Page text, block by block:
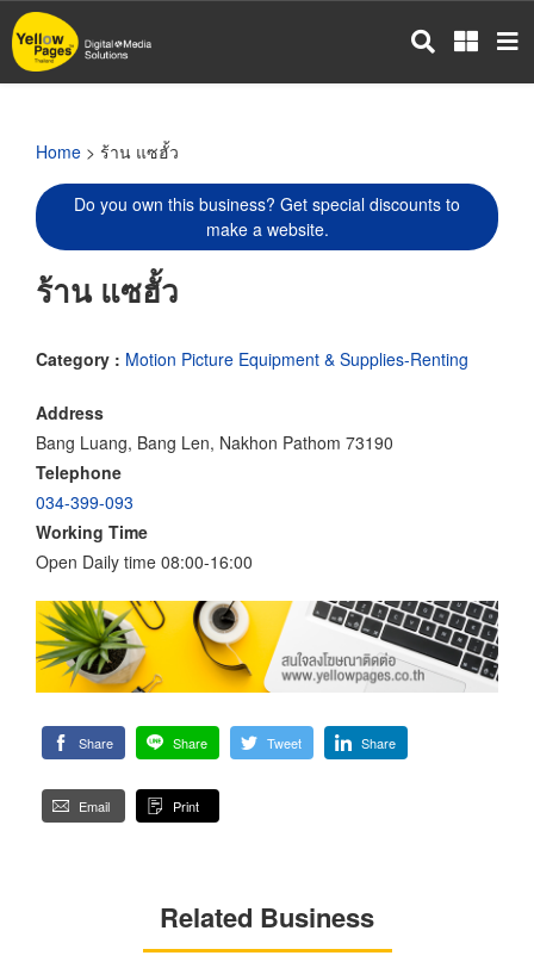
Skip
to
main
Home > ร้าน แซฮั้ว
Do you own this business? Get special discounts to
make a website.
ร้าน แซฮั้ว
Category : Motion Picture Equipment & Supplies-Renting
Address
Bang Luang, Bang Len, Nakhon Pathom 73190
Telephone
034-399-093
Working Time
Open Daily time 08:00-16:00
Share Share Tweet Share
Email Print
Related Business